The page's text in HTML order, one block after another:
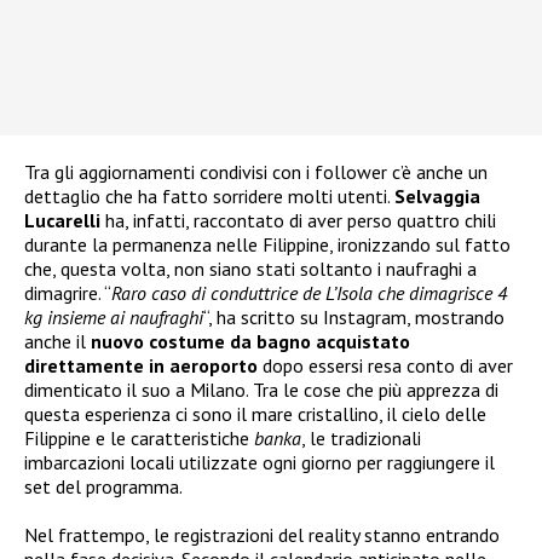
Tra gli aggiornamenti condivisi con i follower c’è anche un
dettaglio che ha fatto sorridere molti utenti. Selvaggia
Lucarelli ha, infatti, raccontato di aver perso quattro chili
durante la permanenza nelle Filippine, ironizzando sul fatto
che, questa volta, non siano stati soltanto i naufraghi a
dimagrire. “Raro caso di conduttrice de L’Isola che dimagrisce 4
kg insieme ai naufraghi“, ha scritto su Instagram, mostrando
anche il nuovo costume da bagno acquistato
direttamente in aeroporto dopo essersi resa conto di aver
dimenticato il suo a Milano. Tra le cose che più apprezza di
questa esperienza ci sono il mare cristallino, il cielo delle
Filippine e le caratteristiche banka, le tradizionali
imbarcazioni locali utilizzate ogni giorno per raggiungere il
set del programma.
Nel frattempo, le registrazioni del reality stanno entrando